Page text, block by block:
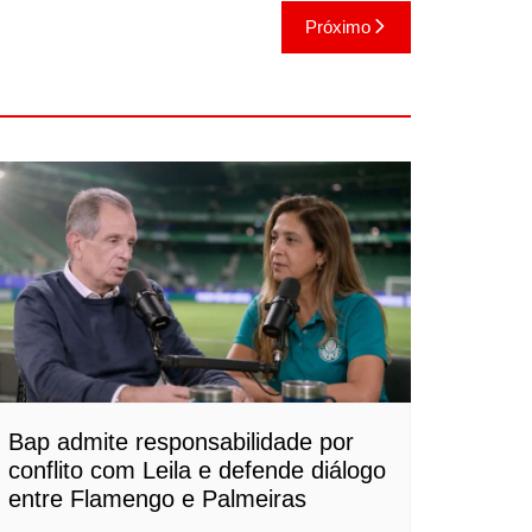
Próximo
Bap admite responsabilidade por
conflito com Leila e defende diálogo
entre Flamengo e Palmeiras